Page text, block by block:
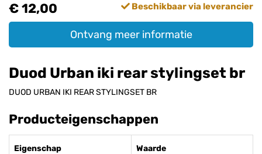
€ 12,00 Beschikbaar via leverancier
Ontvang meer informatie
Duod Urban iki rear stylingset br
DUOD URBAN IKI REAR STYLINGSET BR
Producteigenschappen
Eigenschap Waarde